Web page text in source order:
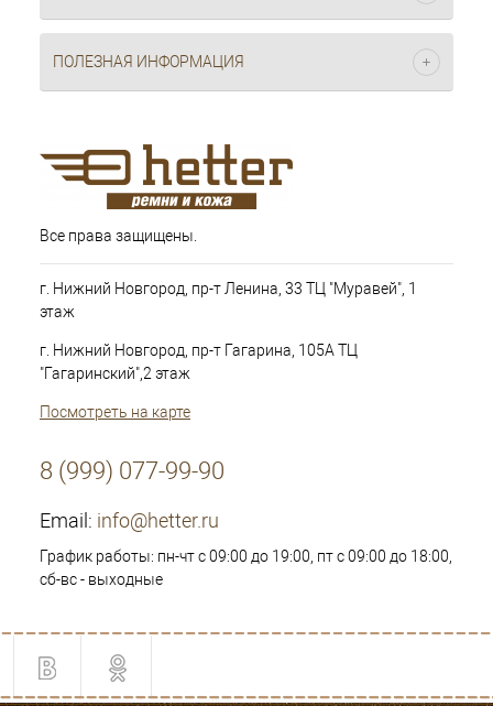
ПОЛЕЗНАЯ ИНФОРМАЦИЯ
Все права защищены.
г. Нижний Новгород, пр-т Ленина, 33 ТЦ "Муравей", 1
этаж
г. Нижний Новгород, пр-т Гагарина, 105А ТЦ
"Гагаринский",2 этаж
Посмотреть на карте
8 (999) 077-99-90
Email: info@hetter.ru
График работы: пн-чт с 09:00 до 19:00, пт с 09:00 до 18:00,
сб-вс - выходные